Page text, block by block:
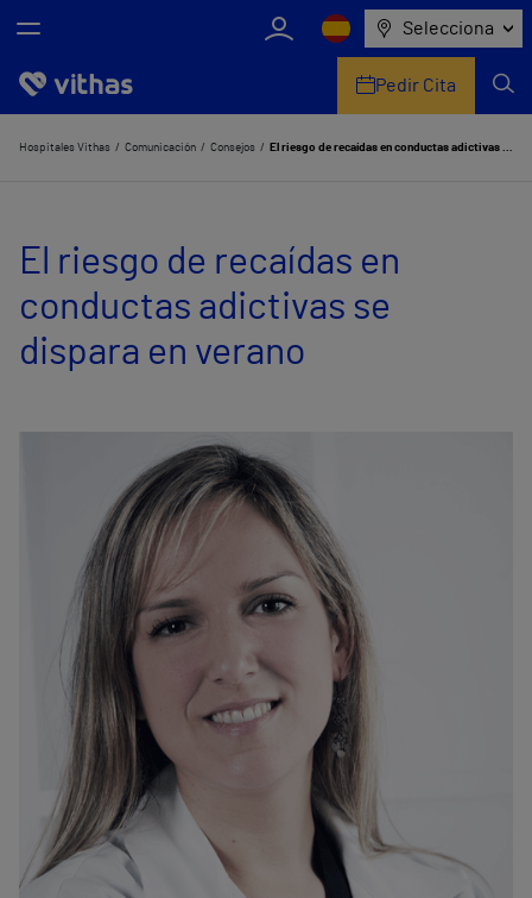
Selecciona
Nosotros
Servicios de salud
Equipo médico y asistencial
Información útil
Comunicación
Pedir Cita
Hospitales Vithas Comunicación Consejos El riesgo de recaídas en conductas adictivas se dispara en verano
El riesgo de recaídas en
conductas adictivas se
dispara en verano